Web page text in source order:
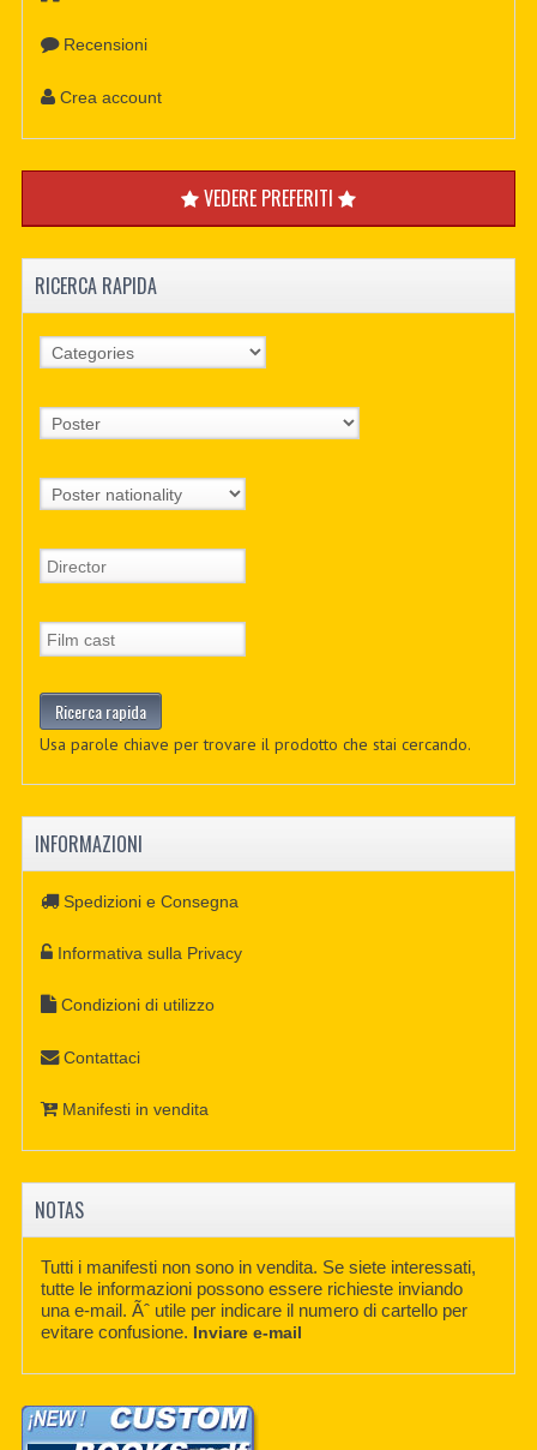
Recensioni
Crea account
VEDERE PREFERITI
RICERCA RAPIDA
Usa parole chiave per trovare il prodotto che stai cercando.
INFORMAZIONI
Spedizioni e Consegna
Informativa sulla Privacy
Condizioni di utilizzo
Contattaci
Manifesti in vendita
NOTAS
Tutti i manifesti non sono in vendita. Se siete interessati,
tutte le informazioni possono essere richieste inviando
una e-mail. Ãˆ utile per indicare il numero di cartello per
evitare confusione. Inviare e-mail